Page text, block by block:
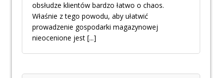
obsłudze klientów bardzo łatwo o chaos.
Właśnie z tego powodu, aby ułatwić
prowadzenie gospodarki magazynowej
nieocenione jest [...]